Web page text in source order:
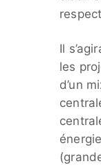
Il
les
d’un